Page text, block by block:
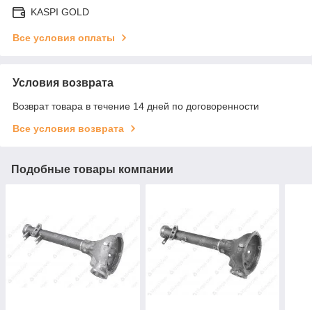
KASPI GOLD
Все условия оплаты
Условия возврата
Возврат товара в течение 14 дней по договоренности
Все условия возврата
Подобные товары компании